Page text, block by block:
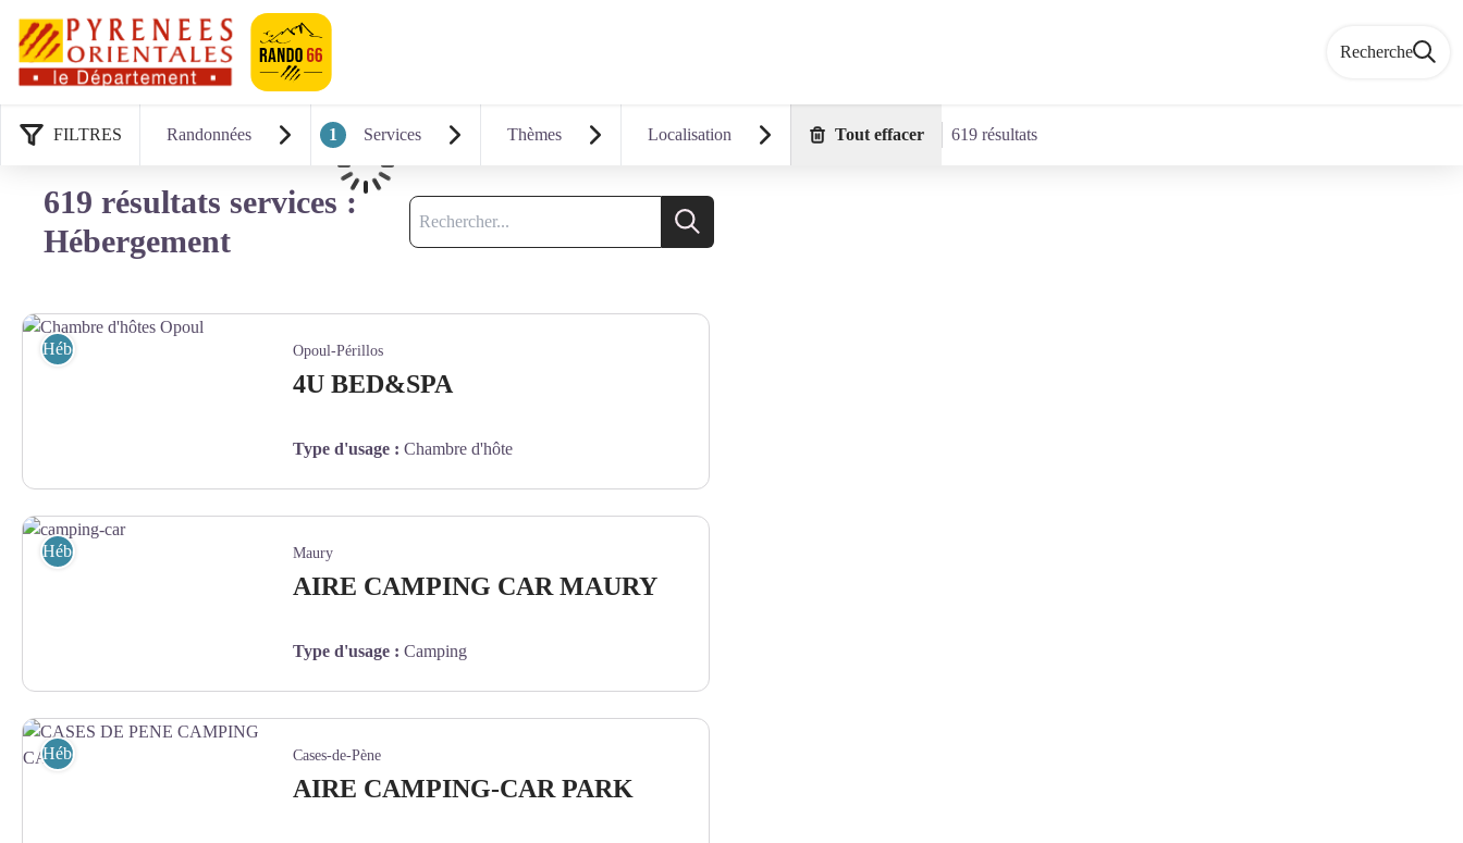
Pyrénées-Orientales Le Département
Recherche
FILTRES Randonnées 1 Services Thèmes Localisation Tout effacer 619 résultats
619 résultats services :
Hébergement
Recherche
Recherche
Hébergement Opoul-Périllos
4U BED&SPA
Type d'usage : Chambre d'hôte
Hébergement Maury
AIRE CAMPING CAR MAURY
Type d'usage : Camping
Hébergement Cases-de-Pène
AIRE CAMPING-CAR PARK
Chargement